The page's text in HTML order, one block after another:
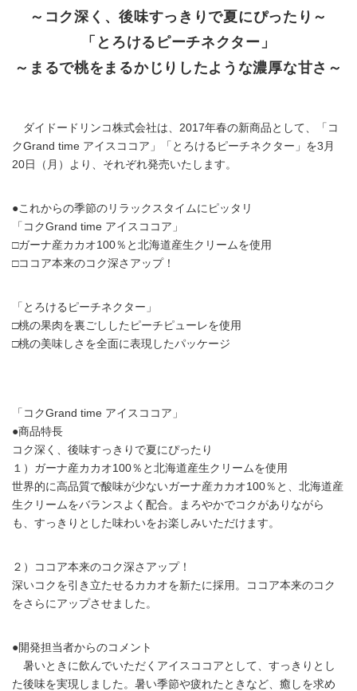
～コク深く、後味すっきりで夏にぴったり～
「とろけるピーチネクター」
～まるで桃をまるかじりしたような濃厚な甘さ～
ダイドードリンコ株式会社は、2017年春の新商品として、「コ
クGrand time アイスココア」「とろけるピーチネクター」を3月
20日（月）より、それぞれ発売いたします。
●これからの季節のリラックスタイムにピッタリ
「コクGrand time アイスココア」
□ガーナ産カカオ100％と北海道産生クリームを使用
□ココア本来のコク深さアップ！
「とろけるピーチネクター」
□桃の果肉を裏ごししたピーチピューレを使用
□桃の美味しさを全面に表現したパッケージ
「コクGrand time アイスココア」
●商品特長
コク深く、後味すっきりで夏にぴったり
１）ガーナ産カカオ100％と北海道産生クリームを使用
世界的に高品質で酸味が少ないガーナ産カカオ100％と、北海道産
生クリームをバランスよく配合。まろやかでコクがありながら
も、すっきりとした味わいをお楽しみいただけます。
２）ココア本来のコク深さアップ！
深いコクを引き立たせるカカオを新たに採用。ココア本来のコク
をさらにアップさせました。
●開発担当者からのコメント
暑いときに飲んでいただくアイスココアとして、すっきりとし
た後味を実現しました。暑い季節や疲れたときなど、癒しを求め